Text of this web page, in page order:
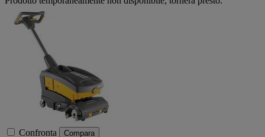
Confronta Compara